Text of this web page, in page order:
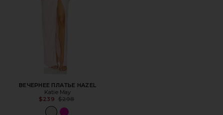
ВЕЧЕРНЕЕ ПЛАТЬЕ HAZEL
Katie May
$239 Previous price:
$298